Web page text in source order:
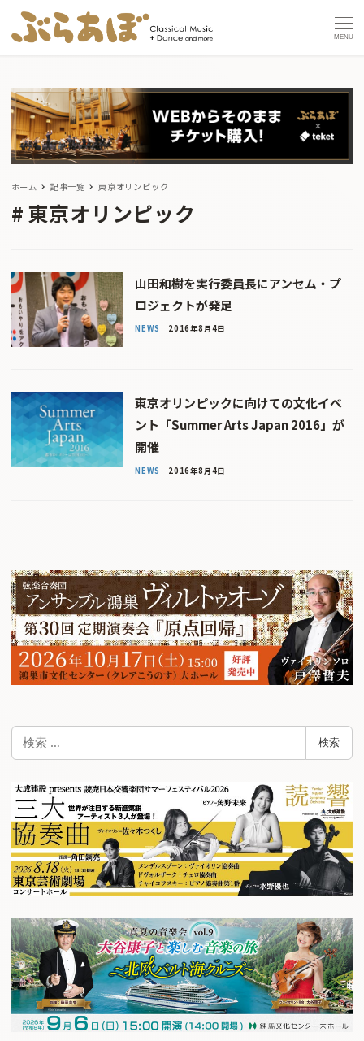
MENU
ホーム 記事一覧 東京オリンピック
東京オリンピック
山田和樹を実行委員長にアンセム・プ
ロジェクトが発足
NEWS 2016年8月4日
東京オリンピックに向けての文化イベ
ント「Summer Arts Japan 2016」が
開催
NEWS 2016年8月4日
検
検索